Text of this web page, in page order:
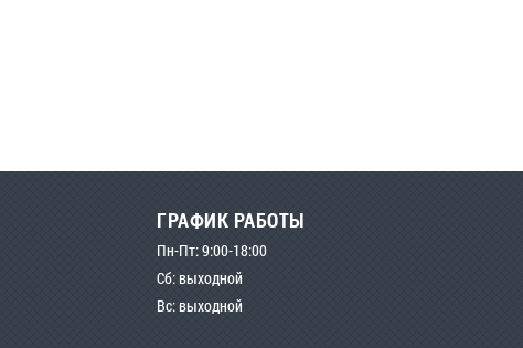
ГРАФИК РАБОТЫ
Пн-Пт: 9:00-18:00
Сб: выходной
Вс: выходной